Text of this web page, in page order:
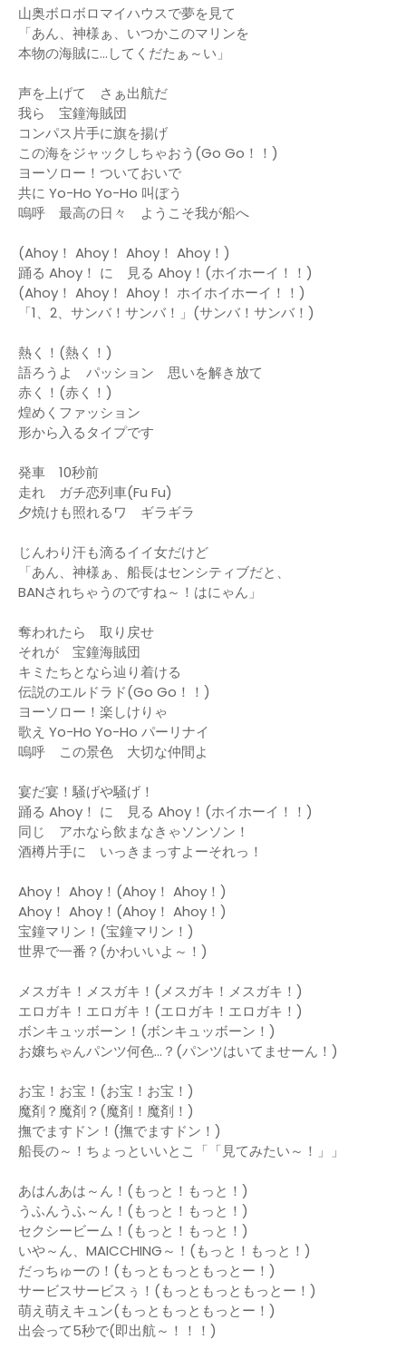
山奥ボロボロマイハウスで夢を見て
「あん、神様ぁ、いつかこのマリンを
本物の海賊に…してくだたぁ～い」
声を上げて さぁ出航だ
我ら 宝鐘海賊団
コンパス片手に旗を揚げ
この海をジャックしちゃおう(Go Go！！)
ヨーソロー！ついておいで
共に Yo-Ho Yo-Ho 叫ぼう
嗚呼 最高の日々 ようこそ我が船へ
(Ahoy！ Ahoy！ Ahoy！ Ahoy！)
踊る Ahoy！ に 見る Ahoy！(ホイホーイ！！)
(Ahoy！ Ahoy！ Ahoy！ ホイホイホーイ！！)
「1、2、サンバ！サンバ！」(サンバ！サンバ！)
熱く！(熱く！)
語ろうよ パッション 思いを解き放て
赤く！(赤く！)
煌めくファッション
形から入るタイプです
発車 10秒前
走れ ガチ恋列車(Fu Fu)
夕焼けも照れるワ ギラギラ
じんわり汗も滴るイイ女だけど
「あん、神様ぁ、船長はセンシティブだと、
BANされちゃうのですね～！はにゃん」
奪われたら 取り戻せ
それが 宝鐘海賊団
キミたちとなら辿り着ける
伝説のエルドラド(Go Go！！)
ヨーソロー！楽しけりゃ
歌え Yo-Ho Yo-Ho パーリナイ
嗚呼 この景色 大切な仲間よ
宴だ宴！騒げや騒げ！
踊る Ahoy！ に 見る Ahoy！(ホイホーイ！！)
同じ アホなら飲まなきゃソンソン！
酒樽片手に いっきまっすよーそれっ！
Ahoy！ Ahoy！(Ahoy！ Ahoy！)
Ahoy！ Ahoy！(Ahoy！ Ahoy！)
宝鐘マリン！(宝鐘マリン！)
世界で一番？(かわいいよ～！)
メスガキ！メスガキ！(メスガキ！メスガキ！)
エロガキ！エロガキ！(エロガキ！エロガキ！)
ボンキュッボーン！(ボンキュッボーン！)
お嬢ちゃんパンツ何色…？(パンツはいてませーん！)
お宝！お宝！(お宝！お宝！)
魔剤？魔剤？(魔剤！魔剤！)
撫でますドン！(撫でますドン！)
船長の～！ちょっといいとこ「「見てみたい～！」」
あはんあは～ん！(もっと！もっと！)
うふんうふ～ん！(もっと！もっと！)
セクシービーム！(もっと！もっと！)
いや～ん、MAICCHING～！(もっと！もっと！)
だっちゅーの！(もっともっともっとー！)
サービスサービスぅ！(もっともっともっとー！)
萌え萌えキュン(もっともっともっとー！)
出会って5秒で(即出航～！！！)